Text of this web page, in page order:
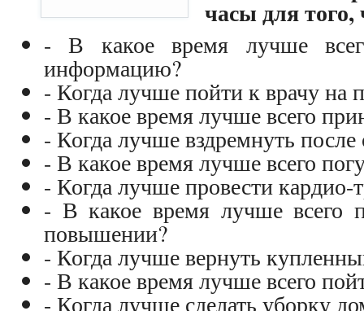
часы для
- В какое время лучше
информацию?
- Когда лучше пойти к врачу на
- В какое время лучше всего
- Когда лучше вздремнуть после
- В какое время лучше всего
- Когда лучше провести кардио-
- В какое время лучше всего
повышении?
- Когда лучше вернуть
- В какое время лучше всего
- Когда лучше сделать уборку